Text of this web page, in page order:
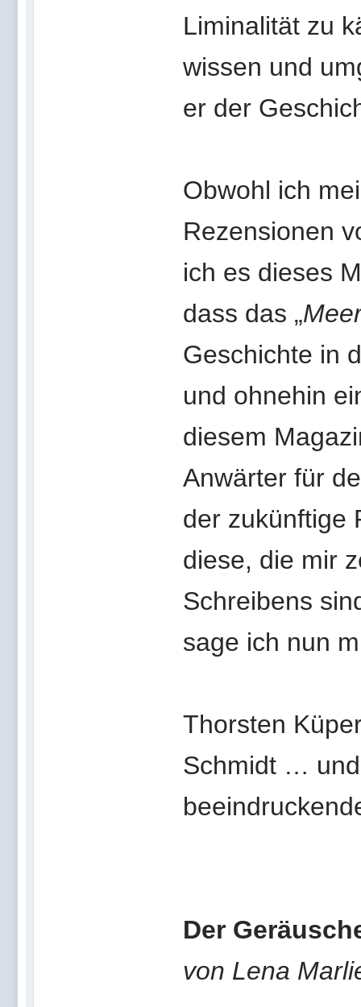
Liminalität zu
wissen und
er der
Obwohl ich
Rezensionen
ich es dieses
dass das „
Geschichte in
und ohnehin
diesem
Anwärter für
der zukünftige
diese, die mir
Schreibens
sage ich nun
Thorsten
Schmidt …
Der
von Lena